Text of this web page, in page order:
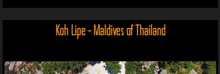
Koh Lipe - Maldives of Thailand